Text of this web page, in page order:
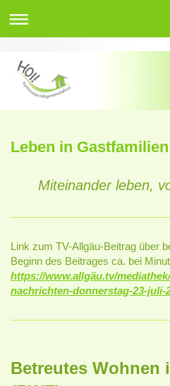
Leben in
Miteinander leben,
Link zum TV-Allgäu-Beitrag über
Beginn des Beitrages ca. bei
https://www.allgäu.tv/
nachrichten-donnerstag-23-juli-
Betreutes Wohnen